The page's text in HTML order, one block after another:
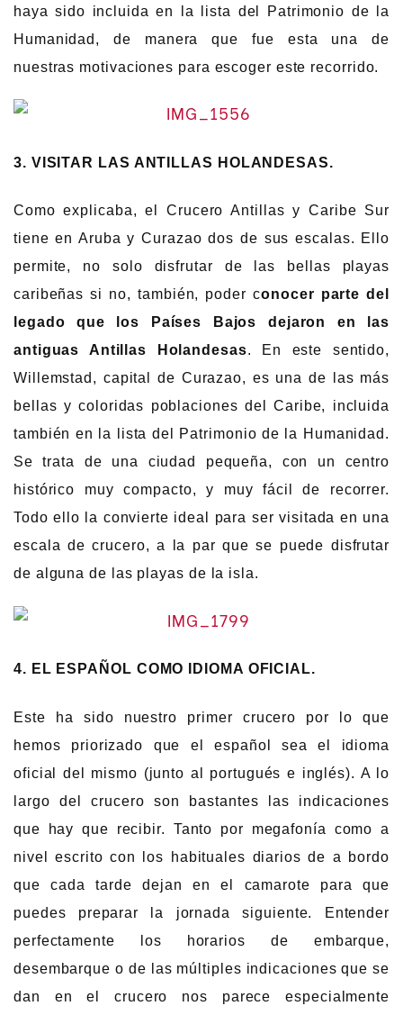
haya sido incluida en la lista del Patrimonio de la
Humanidad, de manera que fue esta una de
nuestras motivaciones para escoger este recorrido.
3. VISITAR LAS ANTILLAS HOLANDESAS.
Como explicaba, el Crucero Antillas y Caribe Sur
tiene en Aruba y Curazao dos de sus escalas. Ello
permite, no solo disfrutar de las bellas playas
caribeñas si no, también, poder conocer parte del
legado que los Países Bajos dejaron en las
antiguas Antillas Holandesas. En este sentido,
Willemstad, capital de Curazao, es una de las más
bellas y coloridas poblaciones del Caribe, incluida
también en la lista del Patrimonio de la Humanidad.
Se trata de una ciudad pequeña, con un centro
histórico muy compacto, y muy fácil de recorrer.
Todo ello la convierte ideal para ser visitada en una
escala de crucero, a la par que se puede disfrutar
de alguna de las playas de la isla.
4. EL ESPAÑOL COMO IDIOMA OFICIAL.
Este ha sido nuestro primer crucero por lo que
hemos priorizado que el español sea el idioma
oficial del mismo (junto al portugués e inglés). A lo
largo del crucero son bastantes las indicaciones
que hay que recibir. Tanto por megafonía como a
nivel escrito con los habituales diarios de a bordo
que cada tarde dejan en el camarote para que
puedes preparar la jornada siguiente. Entender
perfectamente los horarios de embarque,
desembarque o de las múltiples indicaciones que se
dan en el crucero nos parece especialmente